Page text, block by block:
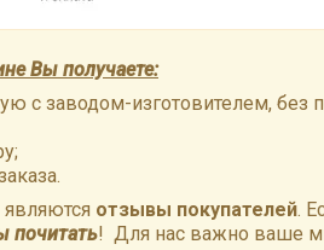
Вы получаете:
с заводом-изготовителем, без
отзывы покупателей.
почитать! Для нас важно ваше